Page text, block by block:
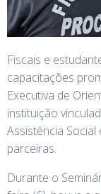
Fiscais e
capacitações
Executiva de
instituição
Assistência
parceiras.
Durante o